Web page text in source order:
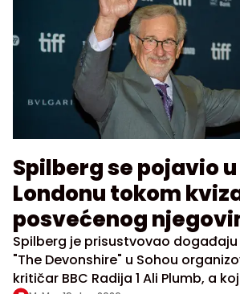
Spilberg se pojavio
Londonu tokom
posvećenog
filmovima
Spilberg je prisustvovao
"The Devonshire" u Sohou
kritičar BBC Radija 1 Ali Plumb, a